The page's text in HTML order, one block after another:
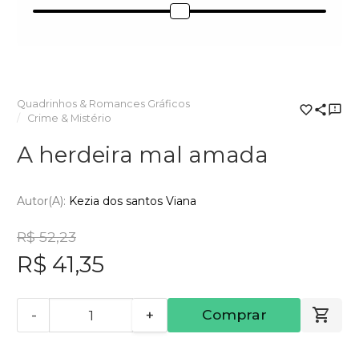
Quadrinhos & Romances Gráficos
Crime & Mistério
A herdeira mal amada
Autor(a): Kezia dos santos Viana
R$ 52,23
R$ 41,35
- + Comprar